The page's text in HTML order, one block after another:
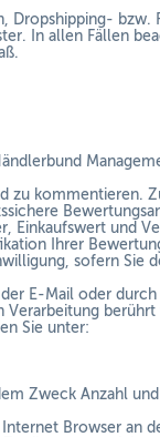
Dropshipping-
In allen Fällen
zu kommentieren.
Einkaufswert und
Ihrer
sofern Sie
E-Mail oder
Verarbeitung berührt
Sie unter:
Zweck Anzahl
Browser an